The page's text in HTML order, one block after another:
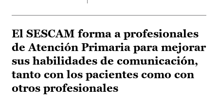
El SESCAM forma a profesionales
de Atención Primaria para mejorar
sus habilidades de comunicación,
tanto con los pacientes como con
otros profesionales